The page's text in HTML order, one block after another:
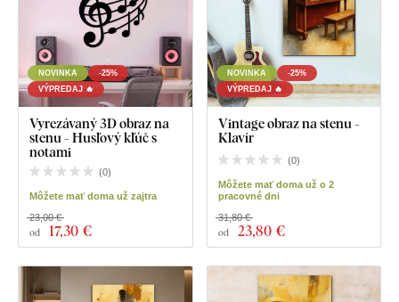
NOVINKA
-25%
VÝPREDAJ 🔥
Vyrezávaný 3D obraz na
stenu - Husľový kľúč s
notami
(0)
Môžete mať doma už zajtra
od 17,30 €
23,00 €
NOVINKA
-25%
VÝPREDAJ 🔥
Vintage obraz na stenu -
Klavír
(0)
Môžete mať doma už o 2
pracovné dni
od 23,80 €
31,80 €